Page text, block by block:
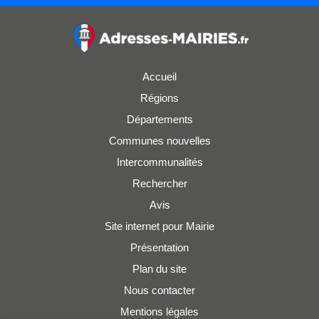
Accueil
Régions
Départements
Communes nouvelles
Intercommunalités
Rechercher
Avis
Site internet pour Mairie
Présentation
Plan du site
Nous contacter
Mentions légales